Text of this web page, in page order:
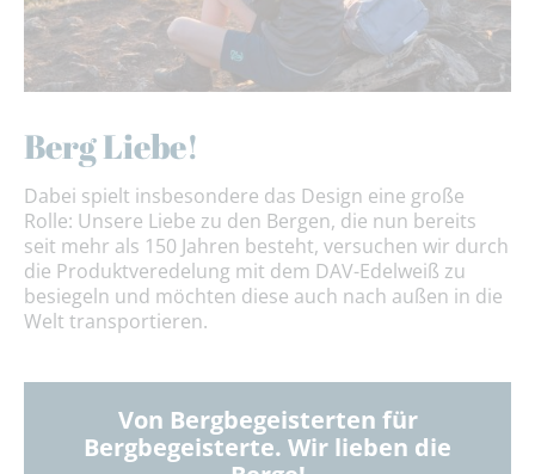
Berg Liebe!
Dabei spielt insbesondere das Design eine große
Rolle: Unsere Liebe zu den Bergen, die nun bereits
seit mehr als 150 Jahren besteht, versuchen wir durch
die Produktveredelung mit dem DAV-Edelweiß zu
besiegeln und möchten diese auch nach außen in die
Welt transportieren.
Von Bergbegeisterten für
Bergbegeisterte. Wir lieben die